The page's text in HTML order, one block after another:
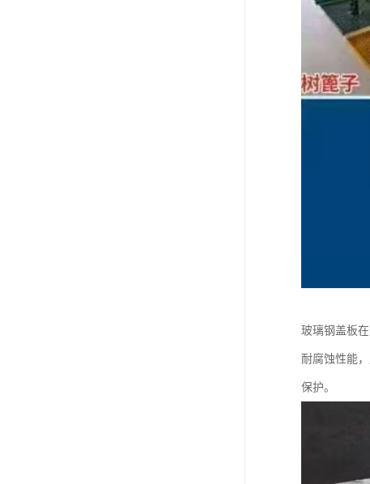
玻璃钢盖板
耐腐蚀性能
保护。